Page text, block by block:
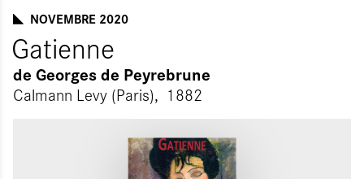
NOVEMBRE 2020
Gatienne
de Georges de Peyrebrune
Calmann Levy (Paris) 1882